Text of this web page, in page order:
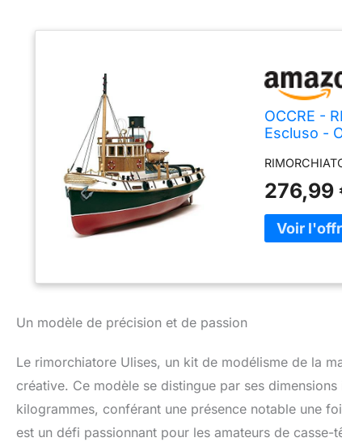
OCCRE -
Escluso -
276,99
Un modèle de précision et de passion
Le rimorchiatore Ulises, un kit de modélisme de la
créative. Ce modèle se distingue par ses
kilogrammes, conférant une présence notable une
est un défi passionnant pour les amateurs de